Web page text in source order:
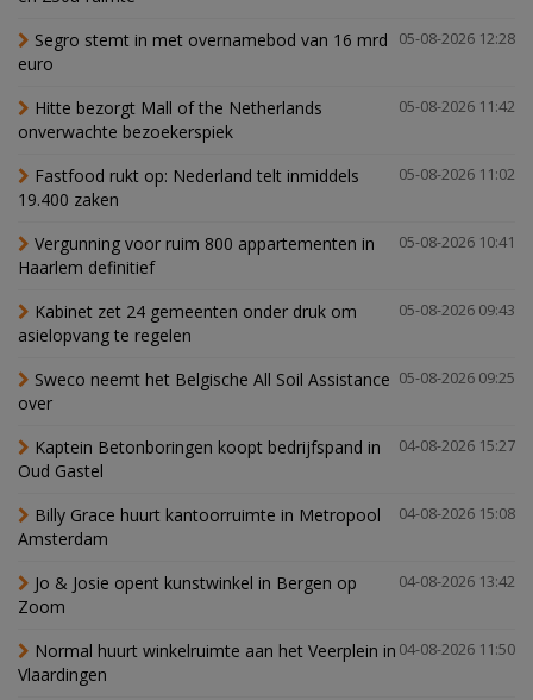
05-08-2026 12:28
Segro stemt in met overnamebod van 16 mrd
euro
05-08-2026 11:42
Hitte bezorgt Mall of the Netherlands
onverwachte bezoekerspiek
05-08-2026 11:02
Fastfood rukt op: Nederland telt inmiddels
19.400 zaken
05-08-2026 10:41
Vergunning voor ruim 800 appartementen in
Haarlem definitief
05-08-2026 09:43
Kabinet zet 24 gemeenten onder druk om
asielopvang te regelen
05-08-2026 09:25
Sweco neemt het Belgische All Soil Assistance
over
04-08-2026 15:27
Kaptein Betonboringen koopt bedrijfspand in
Oud Gastel
04-08-2026 15:08
Billy Grace huurt kantoorruimte in Metropool
Amsterdam
04-08-2026 13:42
Jo & Josie opent kunstwinkel in Bergen op
Zoom
04-08-2026 11:50
Normal huurt winkelruimte aan het Veerplein in
Vlaardingen